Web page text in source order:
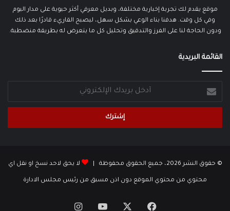
موقع يقدم لك تجربة إخبارية مختلفة، وبديل معرفي أكثر حيوية على مدار اليوم
وفي كل وقت. هدفنا بناء الوعي بشكل سهل، ليصبح القاريء قادرًا بعد ذلك
ودون الحاجة لنا على الفرز والتدقيق وتحليل كل ما يتعرض له بطريقة منضطبة.
القائمة البريدية
بريدك
الإلكتروني
© حقوق النشر 2026، جميع الحقوق محفوظة | لا يحق لاحد نسخ او نقل اي
محتوي من محتوي الموقع دون اذن مسبق من رئيس مجلس الادارة
فيسبوك ‫YouTubeانستقرام